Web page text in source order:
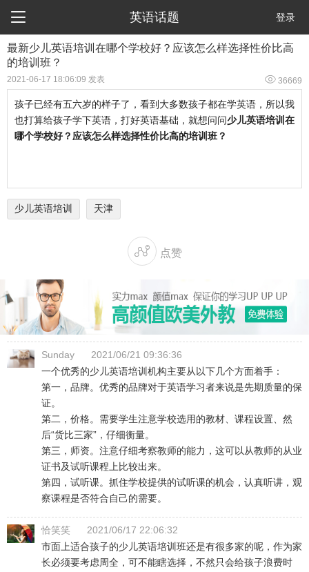
 英语话题 登录
最新少儿英语培训在哪个学校好？应该怎么样选择性价比高
的培训班？
2021-06-17 18:06:09 发表  36669
孩子已经有五六岁的样子了，看到大多数孩子都在学英语，所以我
也打算给孩子学下英语，打好英语基础，就想问问少儿英语培训在
哪个学校好？应该怎么样选择性价比高的培训班？
少儿英语培训 天津
 点赞
Sunday
2021/06/21 09:36:36
一个优秀的少儿英语培训机构主要从以下几个方面着手：
第一，品牌。优秀的品牌对于英语学习者来说是先期质量的保
证。
第二，价格。需要学生注意学校选用的教材、课程设置、然
后“货比三家”，仔细衡量。
第三，师资。注意仔细考察教师的能力，这可以从教师的从业
证书及试听课程上比较出来。
第四，试听课。抓住学校提供的试听课的机会，认真听讲，观
察课程是否符合自己的需要。
恰笑笑
2021/06/17 22:06:32
市面上适合孩子的少儿英语培训班还是有很多家的呢，作为家
长必须要考虑周全，可不能瞎选择，不然只会给孩子浪费时